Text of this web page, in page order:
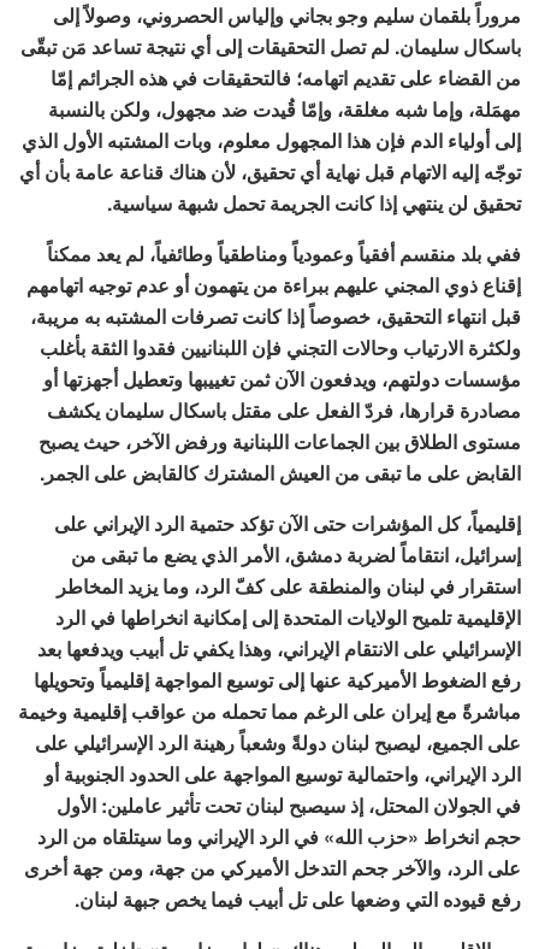
مروراً بلقمان سليم وجو بجاني وإلياس الحصروني، وصولاً إلى
باسكال سليمان. لم تصل التحقيقات إلى أي نتيجة تساعد مَن تبقّى
من القضاء على تقديم اتهامه؛ فالتحقيقات في هذه الجرائم إمّا
مهمَلة، وإما شبه مغلقة، وإمّا قُيدت ضد مجهول، ولكن بالنسبة
إلى أولياء الدم فإن هذا المجهول معلوم، وبات المشتبه الأول الذي
توجّه إليه الاتهام قبل نهاية أي تحقيق، لأن هناك قناعة عامة بأن أي
تحقيق لن ينتهي إذا كانت الجريمة تحمل شبهة سياسية.
ففي بلد منقسم أفقياً وعمودياً ومناطقياً وطائفياً، لم يعد ممكناً
إقناع ذوي المجني عليهم ببراءة من يتهمون أو عدم توجيه اتهامهم
قبل انتهاء التحقيق، خصوصاً إذا كانت تصرفات المشتبه به مريبة،
ولكثرة الارتياب وحالات التجني فإن اللبنانيين فقدوا الثقة بأغلب
مؤسسات دولتهم، ويدفعون الآن ثمن تغييبها وتعطيل أجهزتها أو
مصادرة قرارها، فردّ الفعل على مقتل باسكال سليمان يكشف
مستوى الطلاق بين الجماعات اللبنانية ورفض الآخر، حيث يصبح
القابض على ما تبقى من العيش المشترك كالقابض على الجمر.
إقليمياً، كل المؤشرات حتى الآن تؤكد حتمية الرد الإيراني على
إسرائيل، انتقاماً لضربة دمشق، الأمر الذي يضع ما تبقى من
استقرار في لبنان والمنطقة على كفّ الرد، وما يزيد المخاطر
الإقليمية تلميح الولايات المتحدة إلى إمكانية انخراطها في الرد
الإسرائيلي على الانتقام الإيراني، وهذا يكفي تل أبيب ويدفعها بعد
رفع الضغوط الأميركية عنها إلى توسيع المواجهة إقليمياً وتحويلها
مباشرةً مع إيران على الرغم مما تحمله من عواقب إقليمية وخيمة
على الجميع، ليصبح لبنان دولةً وشعباً رهينة الرد الإسرائيلي على
الرد الإيراني، واحتمالية توسيع المواجهة على الحدود الجنوبية أو
في الجولان المحتل، إذ سيصبح لبنان تحت تأثير عاملين: الأول
حجم انخراط «حزب الله» في الرد الإيراني وما سيتلقاه من الرد
على الرد، والآخر جحم التدخل الأميركي من جهة، ومن جهة أخرى
رفع قيوده التي وضعها على تل أبيب فيما يخص جبهة لبنان.